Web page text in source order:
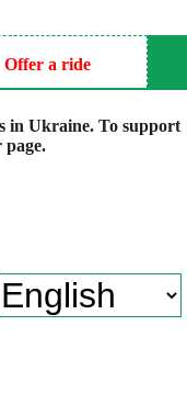
Offer a ride
in Ukraine. To support
page.